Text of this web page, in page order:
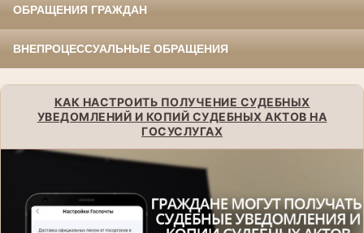
ОБРАЩЕНИЯ ГРАЖДАН
ВНЕПРОЦЕССУАЛЬНЫЕ ОБРАЩЕНИЯ
КАК НАСТРОИТЬ ПОЛУЧЕНИЕ СУДЕБНЫХ
УВЕДОМЛЕНИЙ И КОПИЙ СУДЕБНЫХ АКТОВ НА
ГОСУСЛУГАХ